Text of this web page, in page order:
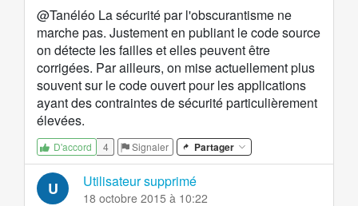
@Tanéléo La sécurité par l'obscurantisme ne
marche pas. Justement en publiant le code source
on détecte les failles et elles peuvent être
corrigées. Par ailleurs, on mise actuellement plus
souvent sur le code ouvert pour les applications
ayant des contraintes de sécurité particulièrement
élevées.
D'accord 4 Signaler Partager
U Utilisateur supprimé
18 octobre 2015 à 10:22